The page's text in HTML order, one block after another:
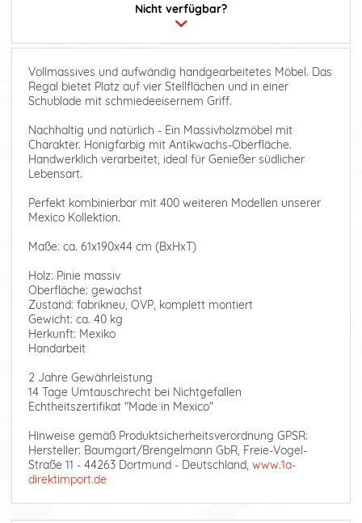
Nicht verfügbar?
Vollmassives und aufwändig handgearbeitetes Möbel. Das
Regal bietet Platz auf vier Stellflächen und in einer
Schublade mit schmiedeeisernem Griff.
Nachhaltig und natürlich - Ein Massivholzmöbel mit
Charakter. Honigfarbig mit Antikwachs-Oberfläche.
Handwerklich verarbeitet, ideal für Genießer südlicher
Lebensart.
Perfekt kombinierbar mit 400 weiteren Modellen unserer
Mexico Kollektion.
Maße: ca. 61x190x44 cm (BxHxT)
Holz: Pinie massiv
Oberfläche: gewachst
Zustand: fabrikneu, OVP, komplett montiert
Gewicht: ca. 40 kg
Herkunft: Mexiko
Handarbeit
2 Jahre Gewährleistung
14 Tage Umtauschrecht bei Nichtgefallen
Echtheitszertifikat "Made in Mexico"
Hinweise gemäß Produktsicherheitsverordnung GPSR:
Hersteller: Baumgart/Brengelmann GbR, Freie-Vogel-
Straße 11 - 44263 Dortmund - Deutschland, www.1a-
direktimport.de